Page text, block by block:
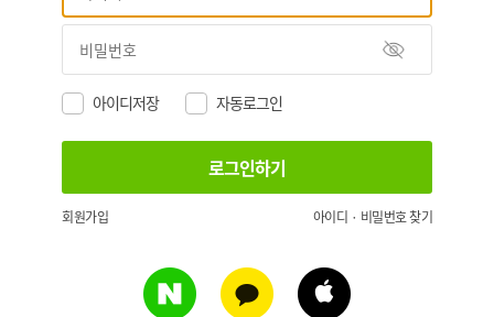
아이디저장 자동로그인
회원가입 아이디 · 비밀번호 찾기